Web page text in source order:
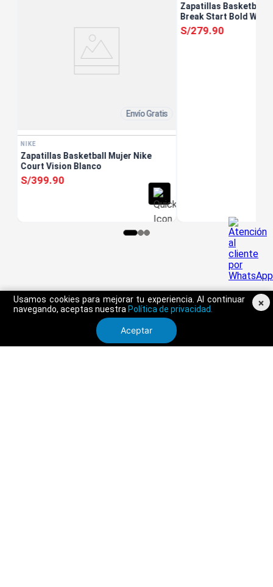
Usamos cookies para mejorar tu experiencia. Al continuar
navegando, aceptas nuestra Política de privacidad.
Aceptar
×
Envío Gratis
NIKE
Zapatillas Basketball Mujer Nike
Court Vision Blanco
S/399.90
Zapatillas Basketball
Break Start Bold W
S/279.90